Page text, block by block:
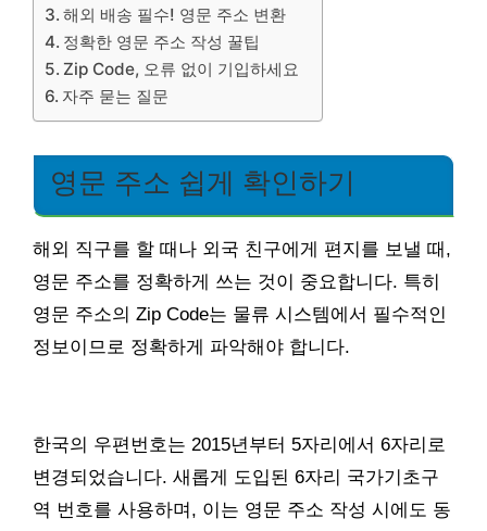
해외 배송 필수! 영문 주소 변환
정확한 영문 주소 작성 꿀팁
Zip Code, 오류 없이 기입하세요
자주 묻는 질문
영문 주소 쉽게 확인하기
해외 직구를 할 때나 외국 친구에게 편지를 보낼 때,
영문 주소를 정확하게 쓰는 것이 중요합니다. 특히
영문 주소의 Zip Code는 물류 시스템에서 필수적인
정보이므로 정확하게 파악해야 합니다.
한국의 우편번호는 2015년부터 5자리에서 6자리로
변경되었습니다. 새롭게 도입된 6자리 국가기초구
역 번호를 사용하며, 이는 영문 주소 작성 시에도 동